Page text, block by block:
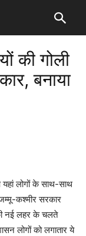
की गोली
बनाया
लोगों के साथ-साथ
कश्मीर सरकार
नई लहर के चलते
लोगों को लगातार ये